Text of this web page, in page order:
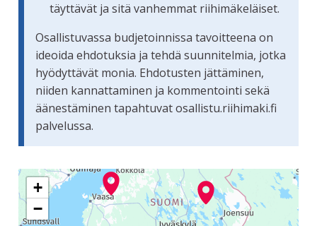
täyttävät ja sitä vanhemmat riihimäkeläiset.
Osallistuvassa budjetoinnissa tavoitteena on
ideoida ehdotuksia ja tehdä suunnitelmia, jotka
hyödyttävät monia. Ehdotusten jättäminen,
niiden kannattaminen ja kommentointi sekä
äänestäminen tapahtuvat osallistu.riihimaki.fi
palvelussa.
Seuraavassa elementissä on kartta, joka esittää
+
−